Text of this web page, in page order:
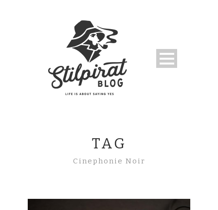
TAG
Cinephonie Noir